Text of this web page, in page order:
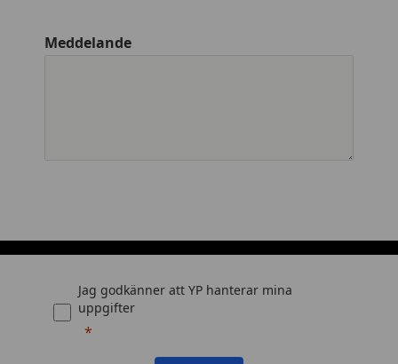
Meddelande
Jag godkänner att YP hanterar mina
uppgifter